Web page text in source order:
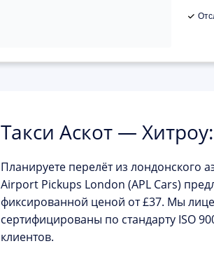
Такси Аскот —
Планируете перелёт из лондонского
Airport Pickups London (APL Cars)
фиксированной ценой от£37. Мы
сертифицированы по стандарту ISO
клиентов.